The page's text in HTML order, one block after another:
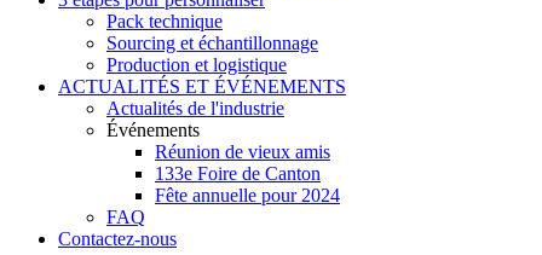
Pack technique
Sourcing et échantillonnage
Production et logistique
ACTUALITÉS ET ÉVÉNEMENTS
Actualités de l'industrie
Événements
Réunion de vieux amis
133e Foire de Canton
Fête annuelle pour 2024
FAQ
Contactez-nous